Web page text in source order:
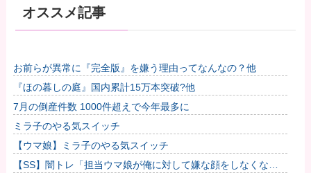
オススメ記事
お前らが異常に『完全版』を嫌う理由ってなんなの？他
『ほの暮しの庭』国内累計15万本突破?他
7月の倒産件数 1000件超えで今年最多に
ミラ子のやる気スイッチ
【ウマ娘】ミラ子のやる気スイッチ
【SS】闇トレ「担当ウマ娘が俺に対して嫌な顔をしなくなっ